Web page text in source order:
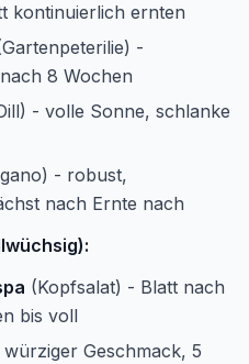
kontinuierlich ernten
-
8 Wochen
- volle Sonne, schlanke
- robust,
nach Ernte nach
(Kopfsalat) - Blatt nach
bis voll
Geschmack, 5